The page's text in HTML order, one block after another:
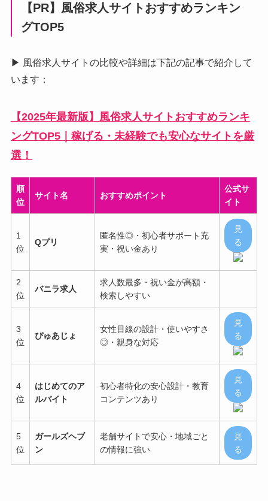
【PR】風俗求人サイトおすすめランキン
グTOP5
▶ 風俗求人サイトの比較や詳細は下記の記事で紹介して
います：
【2025年最新版】風俗求人サイトおすすめランキ
ングTOP5｜稼げる・未経験でも安心なサイトを厳
選！
順
位
サイト名 おすすめポイント
公式サ
イト
1
位
Qプリ
匿名性◎・初心者サポート充
実・祝い金あり
見
る
2
位
バニラ求人
求人数最多・祝い金が高額・
検索しやすい
3
位
ぴゅあじょ
女性目線の設計・使いやすさ
◎・親身な対応
見
る
4
位
はじめてのア
ルバイト
初心者特化の安心設計・教育
コンテンツあり
見
る
5
位
ガールズヘブ
ン
老舗サイトで安心・地域ごと
の情報に強い
見
る